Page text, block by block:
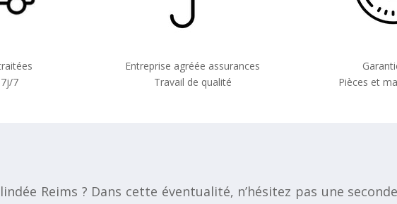
7
Entreprise agréée assurances
Travail de qualité
Pièces et
Reims ? Dans cette éventualité, n’hésitez pas une